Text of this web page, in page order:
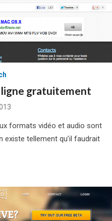
gratuitement
formats vidéo et audio sont
existe tellement qu’il faudrait